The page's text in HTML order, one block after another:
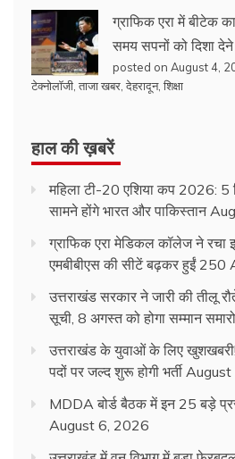
ग्राफिक एरा में बीटेक
समय सपनों को दिशा
posted on August 4,
टेक्नोलॉजी ताजा खबर देहरादून, शिक्षा
हाल की ख़बरें
महिला टी-20 एशिया कप 2026:
सामने होंगे भारत और पाकिस्तान
ग्राफिक एरा मेडिकल कॉलेज ने रचा
एमबीबीएस की सीटें बढ़कर हुईं 250
उत्तराखंड सरकार ने जारी की तीलू
सूची, 8 अगस्त को होगा सम्मान
उत्तराखंड के युवाओं के लिए
पदों पर जल्द शुरू होगी भर्ती
MDDA बोर्ड बैठक में इन 25 बड़े
August 6, 2026